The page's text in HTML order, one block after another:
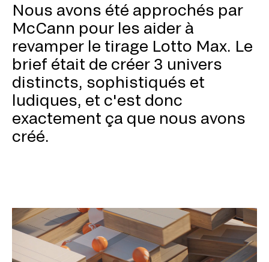
Nous avons été approchés par
McCann pour les aider à
revamper le tirage Lotto Max. Le
brief était de créer 3 univers
distincts, sophistiqués et
ludiques, et c'est donc
exactement ça que nous avons
créé.